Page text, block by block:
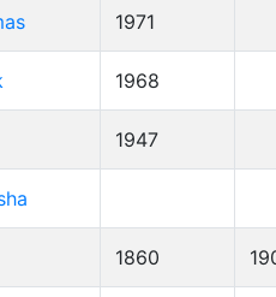
1971
1968
1947
1860